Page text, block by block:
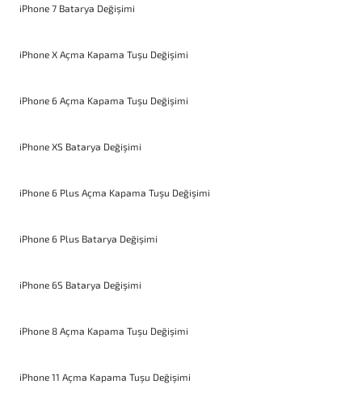
iPhone 7 Batarya Değişimi
iPhone X Açma Kapama Tuşu Değişimi
iPhone 6 Açma Kapama Tuşu Değişimi
iPhone XS Batarya Değişimi
iPhone 6 Plus Açma Kapama Tuşu Değişimi
iPhone 6 Plus Batarya Değişimi
iPhone 6S Batarya Değişimi
iPhone 8 Açma Kapama Tuşu Değişimi
iPhone 11 Açma Kapama Tuşu Değişimi